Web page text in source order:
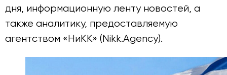
дня, информационную ленту новостей, а
также аналитику, предоставляемую
агентством «НиКК» (Nikk.Agency).